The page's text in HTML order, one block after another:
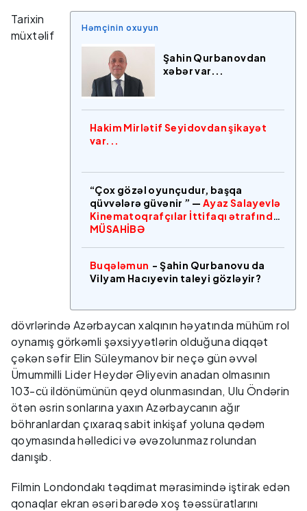
Həmçinin oxuyun
Şahin Qurbanovdan
xəbər var...
Hakim Mirlətif Seyidovdan şikayət
var...
“Çox gözəl oyunçudur, başqa
qüvvələrə güvənir ” — Ayaz Salayevlə
Kinematoqrafçılar İttifaqı ətrafında
MÜSAHİBƏ
Buqələmun - Şahin Qurbanovu da
Vilyam Hacıyevin taleyi gözləyir?
Tarixin
müxtəlif
dövrlərində Azərbaycan xalqının həyatında mühüm rol
oynamış görkəmli şəxsiyyətlərin olduğuna diqqət
çəkən səfir Elin Süleymanov bir neçə gün əvvəl
Ümummilli Lider Heydər Əliyevin anadan olmasının
103-cü ildönümünün qeyd olunmasından, Ulu Öndərin
ötən əsrin sonlarına yaxın Azərbaycanın ağır
böhranlardan çıxaraq sabit inkişaf yoluna qədəm
qoymasında həlledici və əvəzolunmaz rolundan
danışıb.
Filmin Londondakı təqdimat mərasimində iştirak edən
qonaqlar ekran əsəri barədə xoş təəssüratlarını